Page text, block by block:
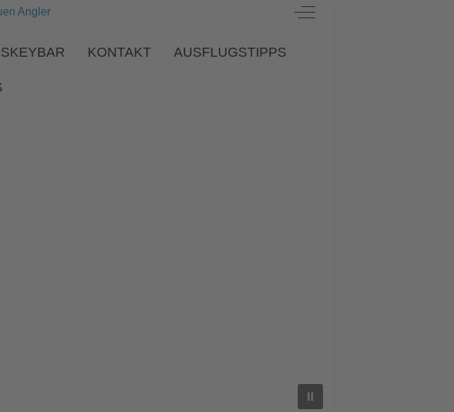
Off-Canvas Toggle
KONTAKT AUSFLUGSTIPPS